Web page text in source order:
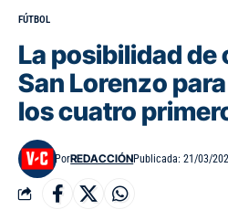
FÚTBOL
La posibilidad de
San Lorenzo
los cuatro
PorREDACCIÓNPublicada: 21/03/